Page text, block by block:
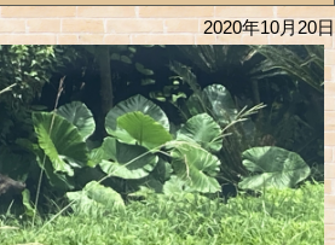
2020年10月20日